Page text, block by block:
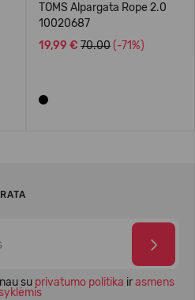
TOMS Alpargata Rope 2.0
10020687
19,99 € 70.00 (-71%)
su privatumo politika irasmens